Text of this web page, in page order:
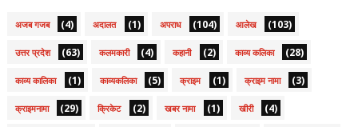
अजब गजब (4) अदालत (1) अपराध (104) आलेख (103)
उत्तर प्रदेश (63) कलमकारी (4) कहानी (2) काव्य कलिका (28)
काव्य कालिका (1) काव्यकलिका (5) क्राइम (1) क्राइम नामा (3)
क्राइमनामा (29) क्रिकेट (2) खबर नामा (1) खीरी (4)